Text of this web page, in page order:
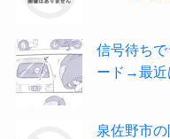
信号待ち
ード→最近
泉佐野市